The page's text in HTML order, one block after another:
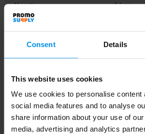
Consent Details
This website uses cookies
We use cookies to personalise content
social media features and to analyse
share information about your use of
media, advertising and analytics
Hoogte 2.1 cm
Lengte 7 cm
Gerelateerde